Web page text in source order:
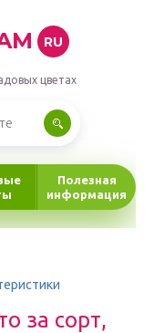
RU
цветах
Полезная
информация
за сорт,